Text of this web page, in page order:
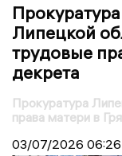
Липецкой
трудовые
декрета
Прокуратура
права матери в
03/07/2026 06:26